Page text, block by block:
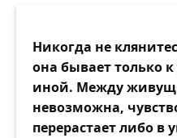
Никогда не
она бывает только
иной. Между
невозможна,
перерастает либо в